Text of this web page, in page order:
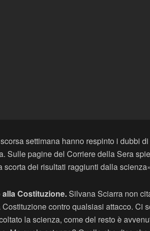
settimana hanno respinto i dubbi
Sulle pagine del Corriere della Sera
dei risultati raggiunti dalla
Costituzione. Silvana Sciarra non
contro qualsiasi attacco. Ci
la scienza, come del resto è